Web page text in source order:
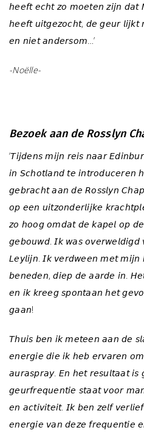
𝘩𝘦𝘦𝘧𝘵 𝘦𝘤𝘩𝘵 𝘻𝘰 𝘮𝘰𝘦𝘵𝘦𝘯 𝘻𝘪𝘫𝘯
𝘩𝘦𝘦𝘧𝘵 𝘶𝘪𝘵𝘨𝘦𝘻𝘰𝘤𝘩𝘵, 𝘥𝘦 𝘨𝘦𝘶𝘳
𝘦𝘯 𝘯𝘪𝘦𝘵 𝘢𝘯𝘥𝘦𝘳𝘴𝘰𝘮…’
-Noëlle-
Bezoek aan de Rosslyn
‘𝘛𝘪𝘫𝘥𝘦𝘯𝘴 𝘮𝘪𝘫𝘯 𝘳𝘦𝘪𝘴 𝘯𝘢𝘢𝘳
𝘪𝘯 𝘚𝘤𝘩𝘰𝘵𝘭𝘢𝘯𝘥 𝘵𝘦
𝘨𝘦𝘣𝘳𝘢𝘤𝘩𝘵 𝘢𝘢𝘯 𝘥𝘦 𝘙𝘰𝘴𝘴𝘭𝘺𝘯
𝘰𝘱 𝘦𝘦𝘯 𝘶𝘪𝘵𝘻𝘰𝘯𝘥𝘦𝘳𝘭𝘪𝘫𝘬𝘦
𝘻𝘰 𝘩𝘰𝘰𝘨 𝘰𝘮𝘥𝘢𝘵 𝘥𝘦 𝘬𝘢𝘱𝘦𝘭 𝘰𝘱
𝘨𝘦𝘣𝘰𝘶𝘸𝘥. 𝘐𝘬 𝘸𝘢𝘴 𝘰𝘷𝘦𝘳𝘸𝘦𝘭𝘥𝘪𝘨𝘥
𝘓𝘦𝘺𝘭𝘪𝘫𝘯. 𝘐𝘬 𝘷𝘦𝘳𝘥𝘸𝘦𝘦𝘯 𝘮𝘦𝘵
𝘣𝘦𝘯𝘦𝘥𝘦𝘯, 𝘥𝘪𝘦𝘱 𝘥𝘦 𝘢𝘢𝘳𝘥𝘦 𝘪𝘯.
𝘦𝘯 𝘪𝘬 𝘬𝘳𝘦𝘦𝘨 𝘴𝘱𝘰𝘯𝘵𝘢𝘢𝘯 𝘩𝘦𝘵
𝘨𝘢𝘢𝘯!
𝘛𝘩𝘶𝘪𝘴 𝘣𝘦𝘯 𝘪𝘬 𝘮𝘦𝘵𝘦𝘦𝘯 𝘢𝘢𝘯 𝘥𝘦
𝘦𝘯𝘦𝘳𝘨𝘪𝘦 𝘥𝘪𝘦 𝘪𝘬 𝘩𝘦𝘣 𝘦𝘳𝘷𝘢𝘳𝘦𝘯
𝘢𝘶𝘳𝘢𝘴𝘱𝘳𝘢𝘺. 𝘌𝘯 𝘩𝘦𝘵 𝘳𝘦𝘴𝘶𝘭𝘵𝘢𝘢𝘵
𝘨𝘦𝘶𝘳𝘧𝘳𝘦𝘲𝘶𝘦𝘯𝘵𝘪𝘦 𝘴𝘵𝘢𝘢𝘵 𝘷𝘰𝘰𝘳
𝘦𝘯 𝘢𝘤𝘵𝘪𝘷𝘪𝘵𝘦𝘪𝘵. 𝘐𝘬 𝘣𝘦𝘯 𝘻𝘦𝘭𝘧
𝘦𝘯𝘦𝘳𝘨𝘪𝘦 𝘷𝘢𝘯 𝘥𝘦𝘻𝘦 𝘧𝘳𝘦𝘲𝘶𝘦𝘯𝘵𝘪𝘦